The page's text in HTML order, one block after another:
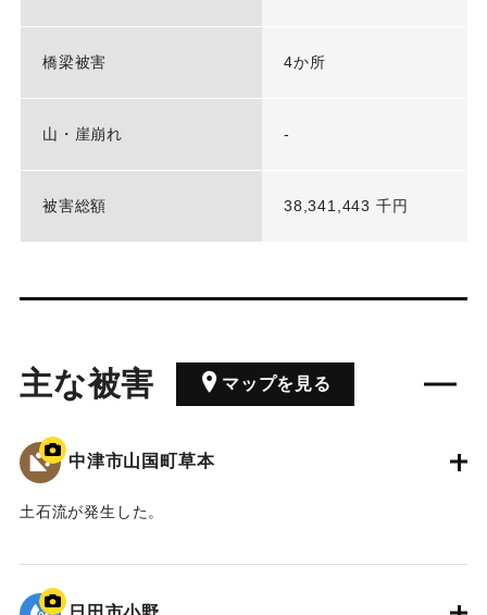
橋梁被害 4か所
山・崖崩れ -
被害総額 38,341,443 千円
主な被害 マップを見る
中津市山国町草本
土石流が発生した。
｜固有コード:01203042